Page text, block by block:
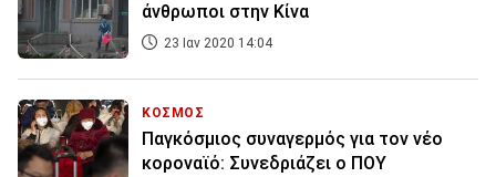
άνθρωποι στην Κίνα
23 Ιαν 2020 14:04
ΚΟΣΜΟΣ
Παγκόσμιος συναγερμός για τον νέο
κοροναϊό: Συνεδριάζει ο ΠΟΥ